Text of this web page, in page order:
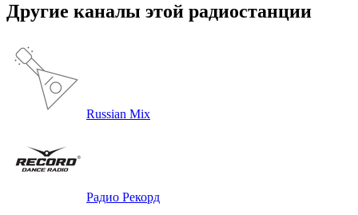
Другие каналы этой радиостанции
Russian Mix
Радио Рекорд